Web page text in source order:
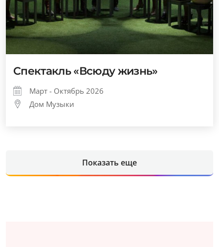
Спектакль «Всюду жизнь»
Март - Октябрь 2026
Дом Музыки
Показать еще